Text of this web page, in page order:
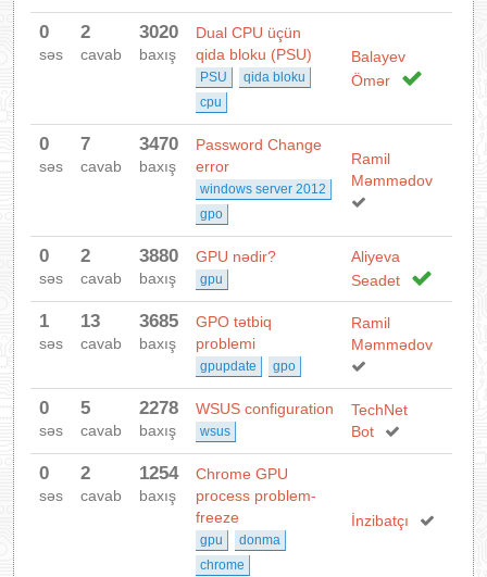
IT LÜĞƏT
XƏBƏRLƏR
0
səs
2
cavab
3020
baxış
Dual CPU üçün
qida bloku (PSU)
PSU
qida bloku
cpu
Balayev
Ömər
0
səs
7
cavab
3470
baxış
Password Change
error
windows server 2012
gpo
Ramil
Məmmədov
0
səs
2
cavab
3880
baxış
GPU nədir?
gpu
Aliyeva
Seadet
1
səs
13
cavab
3685
baxış
GPO tətbiq
problemi
gpupdate gpo
Ramil
Məmmədov
0
səs
5
cavab
2278
baxış
WSUS configuration
wsus
TechNet
Bot
0
səs
2
cavab
1254
baxış
Chrome GPU
process problem-
freeze
gpu
donma
chrome
İnzibatçı